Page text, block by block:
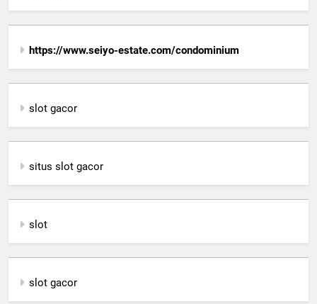
https://www.seiyo-estate.com/condominium
slot gacor
situs slot gacor
slot
slot gacor